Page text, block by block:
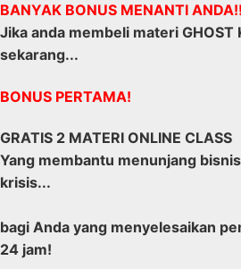
BANYAK BONUS MENANTI
Jika anda membeli materi GHOST
sekarang...
BONUS PERTAMA!
GRATIS 2 MATERI ONLINE CLASS
Yang membantu menunjang
krisis...
bagi Anda yang menyelesaikan
24 jam!